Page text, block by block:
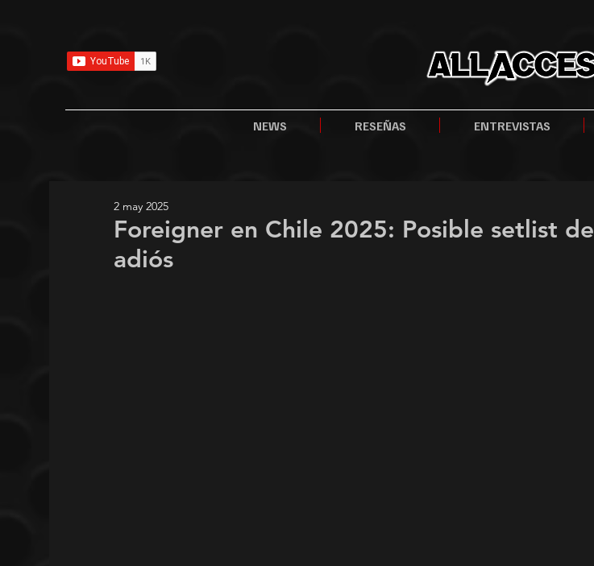
NEWS RESEÑAS ENTREVISTAS
Foreigner en Chile 2025: Posible setlist del
adiós
2 may 2025